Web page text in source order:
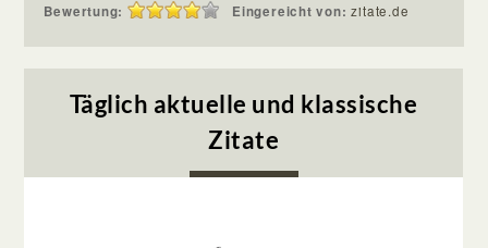
Bewertung: Eingereicht von:zitate.de